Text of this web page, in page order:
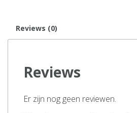
Reviews (0)
Reviews
Er zijn nog geen reviewen.